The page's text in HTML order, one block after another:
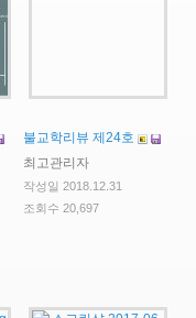
불교학리뷰 제24호
최고관리자
작성일 2018.12.31
조회수 20,697